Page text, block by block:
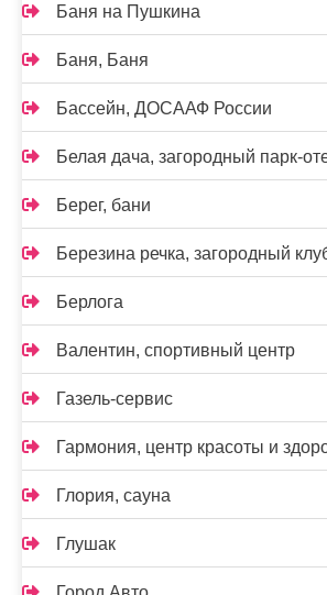
Баня на Пушкина
Баня, Баня
Бассейн, ДОСААФ России
Белая дача, загородный парк-
Берег, бани
Березина речка, загородный
Берлога
Валентин, спортивный центр
Газель-сервис
Гармония, центр красоты и
Глория, сауна
Глушак